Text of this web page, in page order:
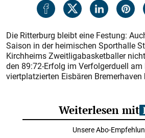
Die Ritterburg bleibt eine Festung:
Saison in der heimischen Sporthalle
Kirchheims Zweitligabasketballer
den 89:72-Erfolg im Verfolgerduell
viertplatzierten Eisbären Bremerhaven